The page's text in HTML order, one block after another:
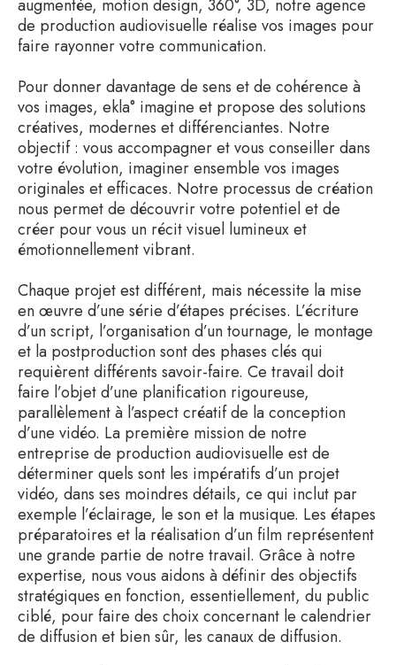
augmentée, motion design, 360°, 3D, notre agence
de production audiovisuelle réalise vos images pour
faire rayonner votre communication.
Pour donner davantage de sens et de cohérence à
vos images, ekla° imagine et propose des solutions
créatives, modernes et différenciantes. Notre
objectif : vous accompagner et vous conseiller dans
votre évolution, imaginer ensemble vos images
originales et efficaces. Notre processus de création
nous permet de découvrir votre potentiel et de
créer pour vous un récit visuel lumineux et
émotionnellement vibrant.
Chaque projet est différent, mais nécessite la mise
en œuvre d’une série d’étapes précises. L’écriture
d’un script, l’organisation d’un tournage, le montage
et la postproduction sont des phases clés qui
requièrent différents savoir-faire. Ce travail doit
faire l’objet d’une planification rigoureuse,
parallèlement à l’aspect créatif de la conception
d’une vidéo. La première mission de notre
entreprise de production audiovisuelle est de
déterminer quels sont les impératifs d’un projet
vidéo, dans ses moindres détails, ce qui inclut par
exemple l’éclairage, le son et la musique. Les étapes
préparatoires et la réalisation d’un film représentent
une grande partie de notre travail. Grâce à notre
expertise, nous vous aidons à définir des objectifs
stratégiques en fonction, essentiellement, du public
ciblé, pour faire des choix concernant le calendrier
de diffusion et bien sûr, les canaux de diffusion.